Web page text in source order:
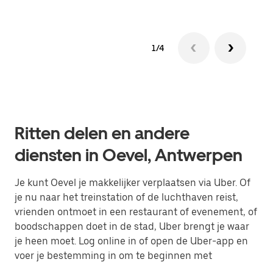
1/4
Ritten delen en andere
diensten in Oevel, Antwerpen
Je kunt Oevel je makkelijker verplaatsen via Uber. Of
je nu naar het treinstation of de luchthaven reist,
vrienden ontmoet in een restaurant of evenement, of
boodschappen doet in de stad, Uber brengt je waar
je heen moet. Log online in of open de Uber-app en
voer je bestemming in om te beginnen met